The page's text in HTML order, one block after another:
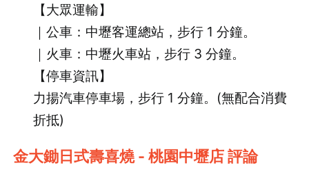
【大眾運輸】
｜公車：中壢客運總站，步行 1 分鐘。
｜火車：中壢火車站，步行 3 分鐘。
【停車資訊】
力揚汽車停車場，步行 1 分鐘。(無配合消費
折抵)
金大鋤日式壽喜燒 - 桃園中壢店 評論